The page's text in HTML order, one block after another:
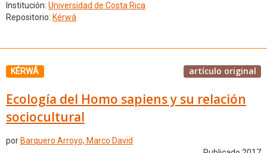
Institución: Universidad de Costa Rica
Repositorio: Kérwá
KÉRWÁ artículo original
Ecología del Homo sapiens y su relación
sociocultural
por Barquero Arroyo, Marco David